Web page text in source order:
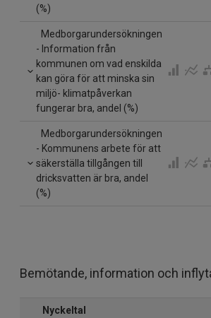
(%)
Medborgarundersökningen
- Information från
kommunen om vad enskilda
kan göra för att minska sin
miljö- klimatpåverkan
fungerar bra, andel (%)
Medborgarundersökningen
- Kommunens arbete för att
säkerställa tillgången till
dricksvatten är bra, andel
(%)
Bemötande, information och
Nyckeltal